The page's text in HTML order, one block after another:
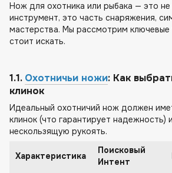
Нож для охотника или рыбака — это
инструмент, это часть снаряжения,
мастерства. Мы рассмотрим ключевые
стоит искать.
1.1. Охотничьи ножи: Как
клинок
Идеальный охотничий нож должен
клинок (что гарантирует надежность)
нескользящую рукоять.
Характеристика
Поисковый
Интент